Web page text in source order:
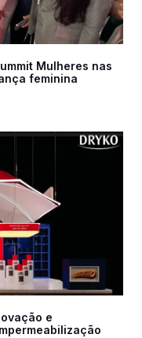
Mulheres nas
feminina
e